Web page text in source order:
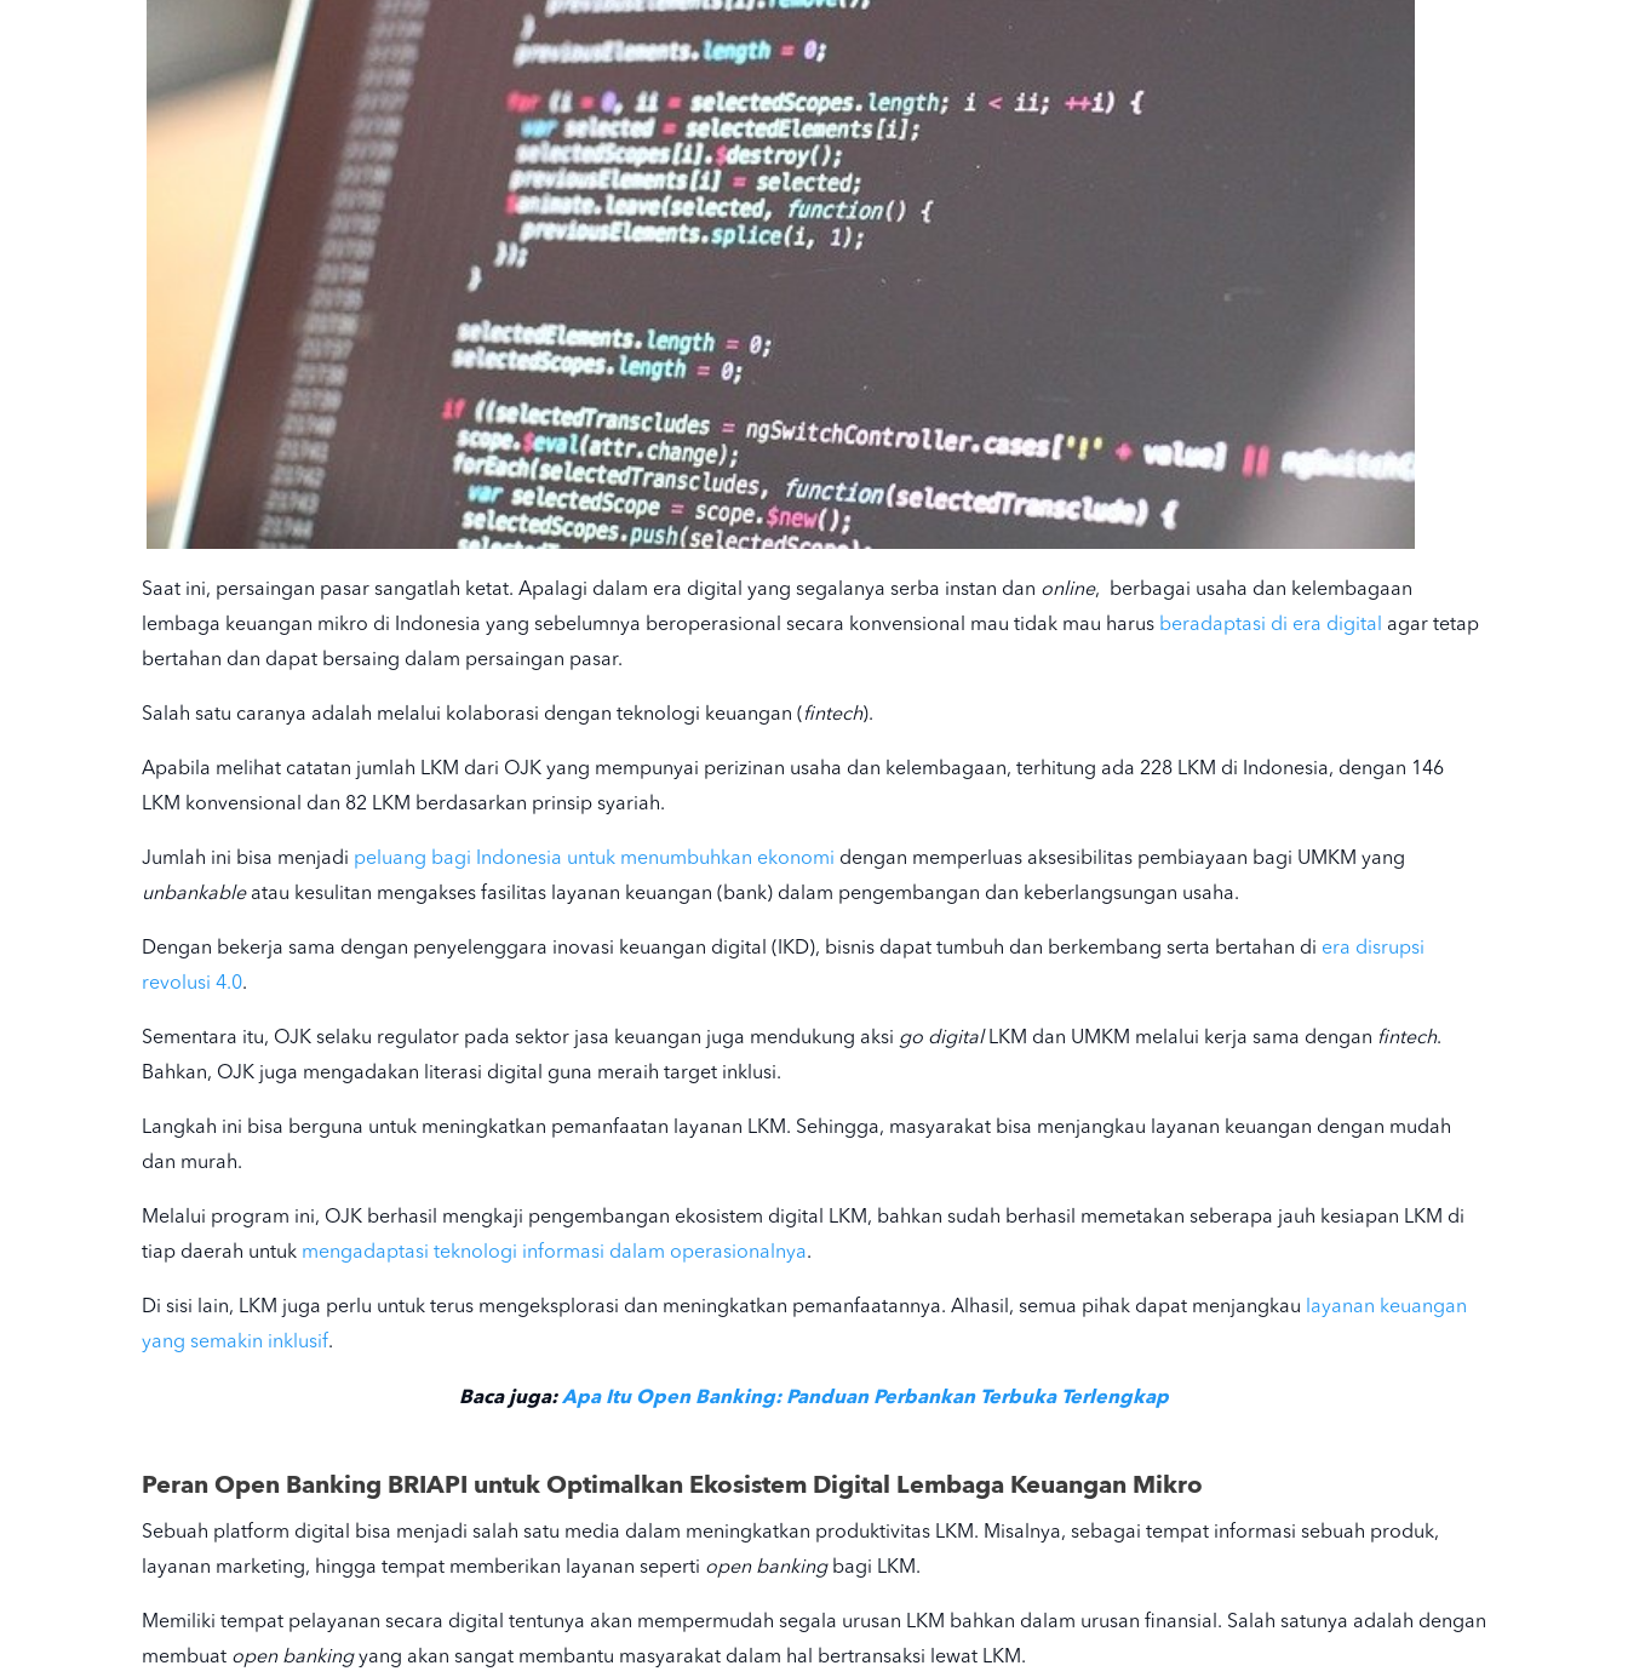
Saat ini, persaingan pasar sangatlah ketat. Apalagi dalam era digital yang segalanya serba instan dan online, berbagai usaha dan kelembagaan
lembaga keuangan mikro di Indonesia yang sebelumnya beroperasional secara konvensional mau tidak mau harus beradaptasi di era digital
agar tetap
bertahan dan dapat bersaing dalam persaingan pasar.
Salah satu caranya adalah melalui kolaborasi dengan teknologi keuangan (fintech).
Apabila melihat catatan jumlah LKM dari OJK yang mempunyai perizinan usaha dan kelembagaan, terhitung ada 228 LKM di Indonesia, dengan 146
LKM konvensional dan 82 LKM berdasarkan prinsip syariah.
Jumlah ini bisa menjadi peluang bagi Indonesia untuk menumbuhkan ekonomi dengan memperluas aksesibilitas pembiayaan bagi UMKM yang
unbankableatau kesulitan mengakses fasilitas layanan keuangan (bank) dalam pengembangan dan keberlangsungan usaha.
Dengan bekerja sama dengan penyelenggara inovasi keuangan digital (IKD), bisnis dapat tumbuh dan berkembang serta bertahan di era disrupsi
revolusi 4.0.
Sementara itu, OJK selaku regulator pada sektor jasa keuangan juga mendukung aksi go digitalLKM dan UMKM melalui kerja sama dengan fintech.
Bahkan, OJK juga mengadakan literasi digital guna meraih target inklusi.
Langkah ini bisa berguna untuk meningkatkan pemanfaatan layanan LKM. Sehingga, masyarakat bisa menjangkau layanan keuangan dengan mudah
dan murah.
Melalui program ini, OJK berhasil mengkaji pengembangan ekosistem digital LKM, bahkan sudah berhasil memetakan seberapa jauh kesiapan LKM di
tiap daerah untuk mengadaptasi teknologi informasi dalam operasionalnya.
Di sisi lain, LKM juga perlu untuk terus mengeksplorasi dan meningkatkan pemanfaatannya. Alhasil, semua pihak dapat menjangkau
layanan keuangan
yang semakin inklusif.
Baca juga:Apa Itu Open Banking: Panduan Perbankan Terbuka Terlengkap
Peran Open Banking BRIAPI untuk Optimalkan Ekosistem Digital Lembaga Keuangan Mikro
Sebuah platform digital bisa menjadi salah satu media dalam meningkatkan produktivitas LKM. Misalnya, sebagai tempat informasi sebuah produk,
layanan marketing, hingga tempat memberikan layanan seperti open bankingbagi LKM.
Memiliki tempat pelayanan secara digital tentunya akan mempermudah segala urusan LKM bahkan dalam urusan finansial. Salah satunya adalah dengan
membuat open bankingyang akan sangat membantu masyarakat dalam hal bertransaksi lewat LKM.